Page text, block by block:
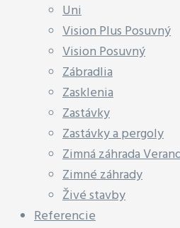
Uni
Vision Plus Posuvný
Vision Posuvný
Zábradlia
Zasklenia
Zastávky
Zastávky a pergoly
Zimná záhrada
Zimné záhrady
Živé stavby
Referencie